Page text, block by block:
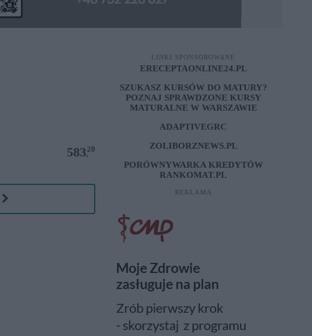
583,
20
LINKI SPONSOROWANE
ERECEPTAONLINE24.PL
SZUKASZ KURSÓW DO MATURY?
POZNAJ SPRAWDZONE KURSY
MATURALNE W WARSZAWIE
ADAPTIVEGRC
ZOLIBORZNEWS.PL
PORÓWNYWARKA KREDYTÓW
RANKOMAT.PL
REKLAMA